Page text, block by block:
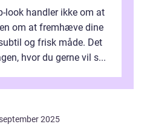
look handler ikke om at
om at fremhæve dine
og frisk måde. Det
hvor du gerne vil s...
2025